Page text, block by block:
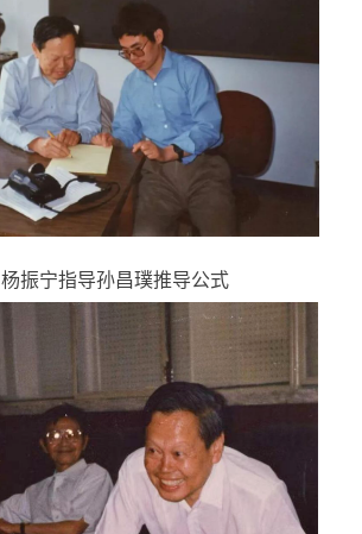
杨振宁指导孙昌璞推导公式